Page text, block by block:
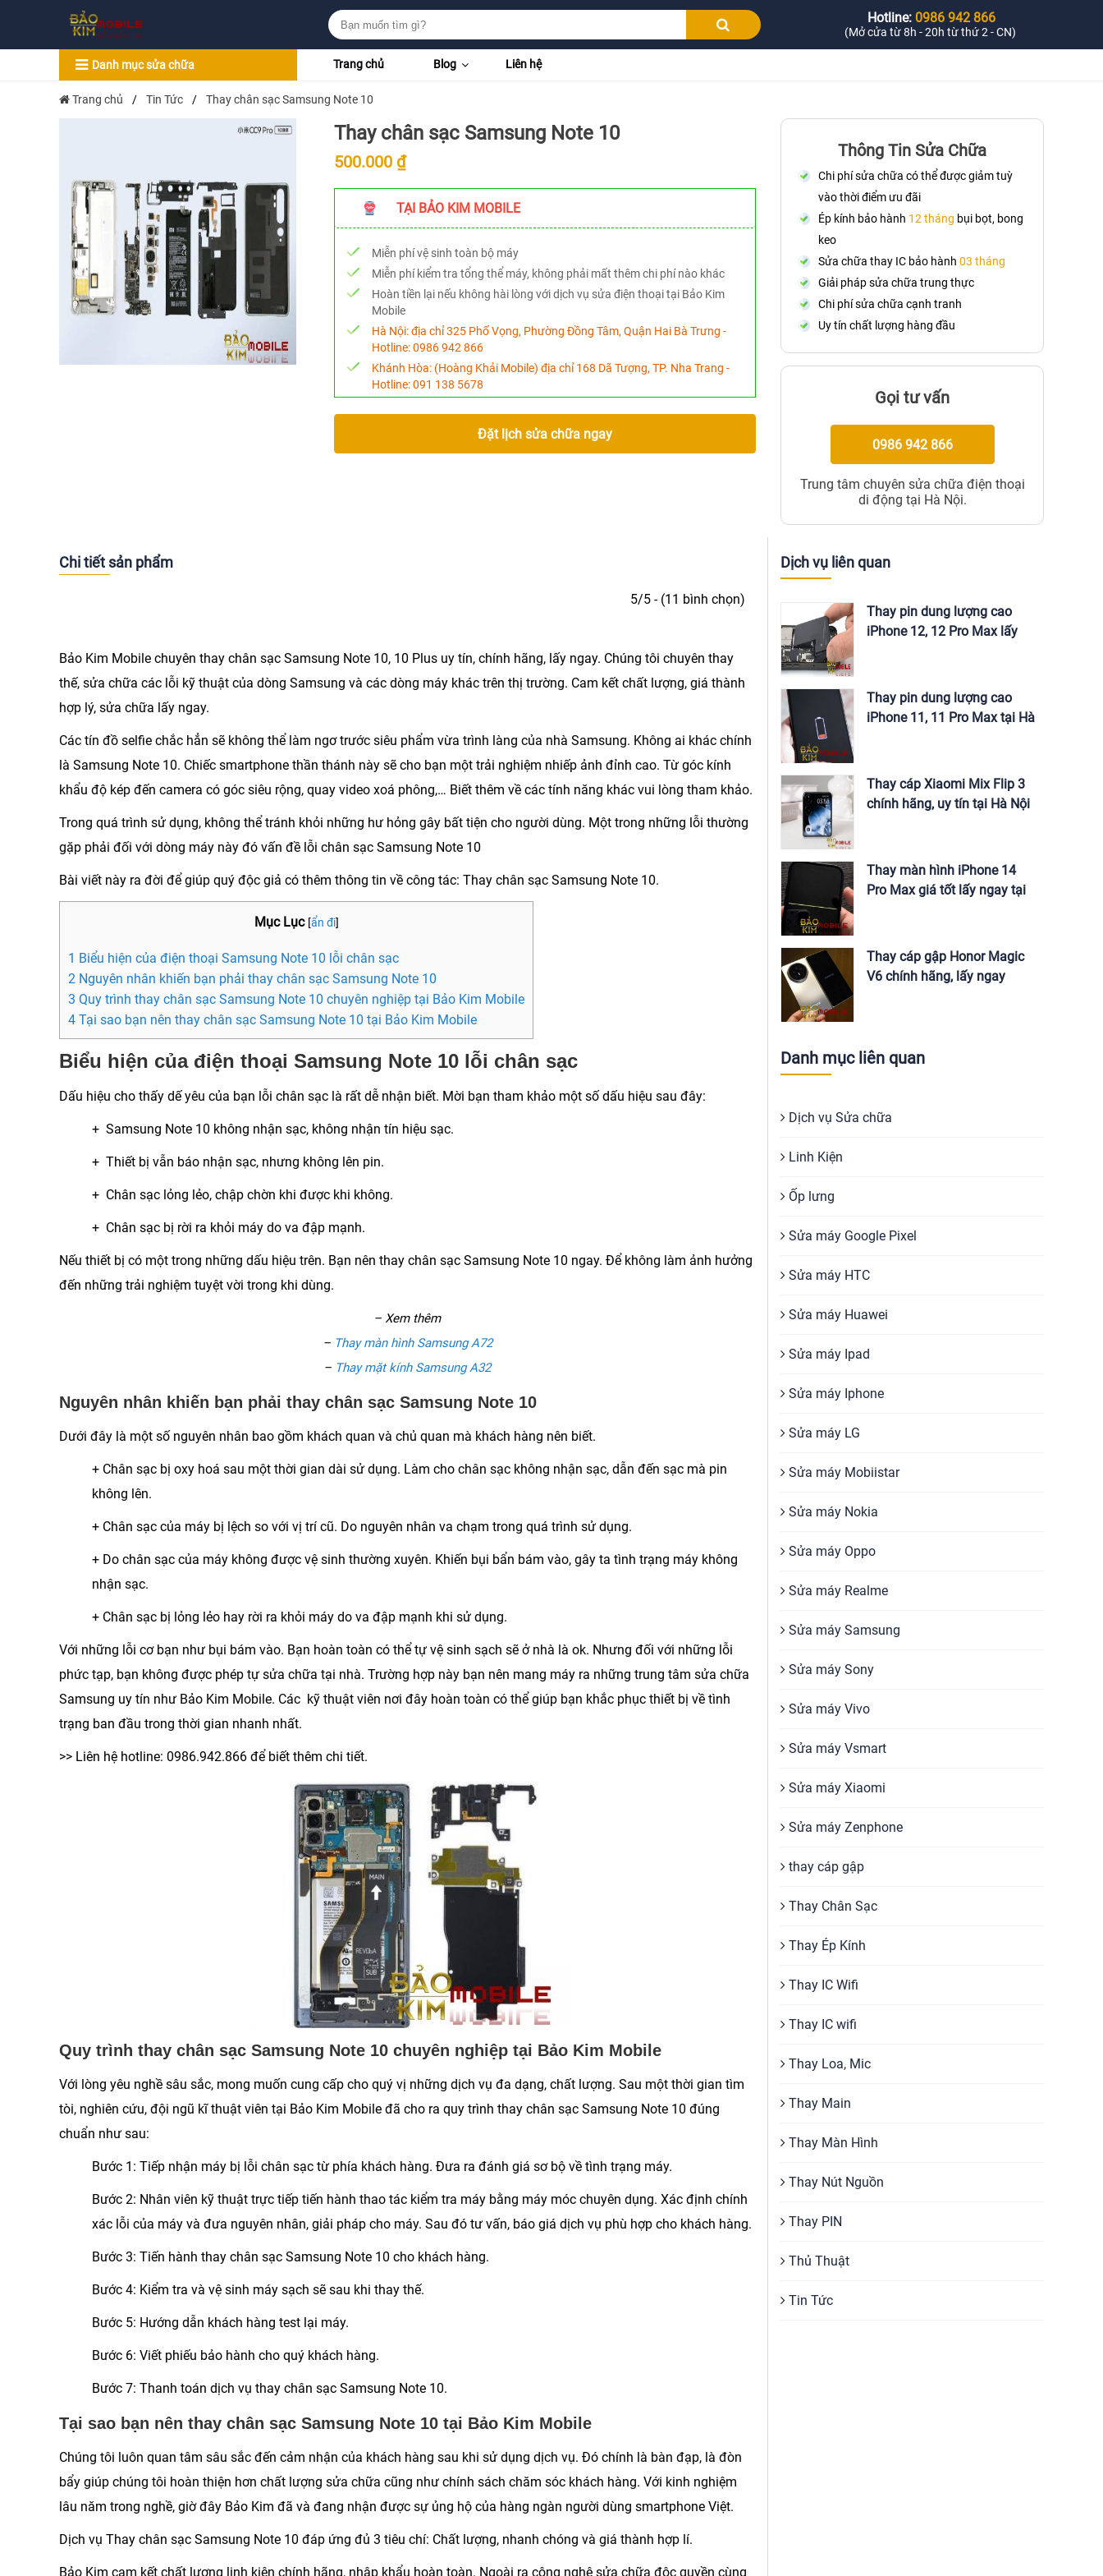
Hotline: 0986 942 866
(Mở cửa từ 8h - 20h từ thứ 2 - CN)
Danh mục sửa chữa Trang chủ Blog Liên hệ
Trang chủ / Tin Tức / Thay chân sạc Samsung Note 10
Thay chân sạc Samsung Note 10
500.000 ₫
TẠI BẢO KIM MOBILE
Miễn phí vệ sinh toàn bộ máy
Miễn phí kiểm tra tổng thể máy, không phải mất thêm chi phí nào khác
Hoàn tiền lại nếu không hài lòng với dịch vụ sửa điện thoại tại Bảo Kim
Mobile
Hà Nội:địa chỉ 325 Phố Vọng, Phường Đồng Tâm, Quận Hai Bà Trưng -
Hotline:0986 942 866
Khánh Hòa:(Hoàng Khải Mobile) địa chỉ 168 Dã Tượng, TP. Nha Trang -
Hotline:091 138 5678
Đặt lịch sửa chữa ngay
Thông Tin Sửa Chữa
Chi phí sửa chữa có thể được giảm tuỳ
vào thời điểm ưu đãi
Ép kính bảo hành 12 tháng bụi bọt, bong
keo
Sửa chữa thay IC bảo hành 03 tháng
Giải pháp sửa chữa trung thực
Chi phí sửa chữa cạnh tranh
Uy tín chất lượng hàng đầu
Gọi tư vấn
0986 942 866
Trung tâm chuyên sửa chữa điện thoại
di động tại Hà Nội.
Chi tiết sản phẩm
5/5 - (11 bình chọn)
Bảo Kim Mobile chuyên thay chân sạc Samsung Note 10, 10 Plus uy tín, chính hãng, lấy ngay. Chúng tôi chuyên thay
thế, sửa chữa các lỗi kỹ thuật của dòng Samsung và các dòng máy khác trên thị trường. Cam kết chất lượng, giá thành
hợp lý, sửa chữa lấy ngay.
Các tín đồ selfie chắc hẳn sẽ không thể làm ngơ trước siêu phẩm vừa trình làng của nhà Samsung. Không ai khác chính
là Samsung Note 10. Chiếc smartphone thần thánh này sẽ cho bạn một trải nghiệm nhiếp ảnh đỉnh cao. Từ góc kính
khẩu độ kép đến camera có góc siêu rộng, quay video xoá phông,… Biết thêm về các tính năng khác vui lòng tham khảo.
Trong quá trình sử dụng, không thể tránh khỏi những hư hỏng gây bất tiện cho người dùng. Một trong những lỗi thường
gặp phải đối với dòng máy này đó vấn đề lỗi chân sạc Samsung Note 10
Bài viết này ra đời để giúp quý độc giả có thêm thông tin về công tác: Thay chân sạc Samsung Note 10.
Mục Lục [ẩn đi]
1 Biểu hiện của điện thoại Samsung Note 10 lỗi chân sạc
2 Nguyên nhân khiến bạn phải thay chân sạc Samsung Note 10
3 Quy trình thay chân sạc Samsung Note 10 chuyên nghiệp tại Bảo Kim Mobile
4 Tại sao bạn nên thay chân sạc Samsung Note 10 tại Bảo Kim Mobile
Biểu hiện của điện thoại Samsung Note 10 lỗi chân sạc
Dấu hiệu cho thấy dế yêu của bạn lỗi chân sạc là rất dễ nhận biết. Mời bạn tham khảo một số dấu hiệu sau đây:
+ Samsung Note 10 không nhận sạc, không nhận tín hiệu sạc.
+ Thiết bị vẫn báo nhận sạc, nhưng không lên pin.
+ Chân sạc lỏng lẻo, chập chờn khi được khi không.
+ Chân sạc bị rời ra khỏi máy do va đập mạnh.
Nếu thiết bị có một trong những dấu hiệu trên. Bạn nên thay chân sạc Samsung Note 10 ngay. Để không làm ảnh hưởng
đến những trải nghiệm tuyệt vời trong khi dùng.
– Xem thêm
– Thay màn hình Samsung A72
– Thay mặt kính Samsung A32
Nguyên nhân khiến bạn phải thay chân sạc Samsung Note 10
Dưới đây là một số nguyên nhân bao gồm khách quan và chủ quan mà khách hàng nên biết.
+ Chân sạc bị oxy hoá sau một thời gian dài sử dụng. Làm cho chân sạc không nhận sạc, dẫn đến sạc mà pin
không lên.
+ Chân sạc của máy bị lệch so với vị trí cũ. Do nguyên nhân va chạm trong quá trình sử dụng.
+ Do chân sạc của máy không được vệ sinh thường xuyên. Khiến bụi bẩn bám vào, gây ta tình trạng máy không
nhận sạc.
+ Chân sạc bị lỏng lẻo hay rời ra khỏi máy do va đập mạnh khi sử dụng.
Với những lỗi cơ bạn như bụi bám vào. Bạn hoàn toàn có thể tự vệ sinh sạch sẽ ở nhà là ok. Nhưng đối với những lỗi
phức tạp, bạn không được phép tự sửa chữa tại nhà. Trường hợp này bạn nên mang máy ra những trung tâm sửa chữa
Samsung uy tín như Bảo Kim Mobile. Các kỹ thuật viên nơi đây hoàn toàn có thể giúp bạn khắc phục thiết bị về tình
trạng ban đầu trong thời gian nhanh nhất.
>> Liên hệ hotline: 0986.942.866 để biết thêm chi tiết.
Quy trình thay chân sạc Samsung Note 10 chuyên nghiệp tại Bảo Kim Mobile
Với lòng yêu nghề sâu sắc, mong muốn cung cấp cho quý vị những dịch vụ đa dạng, chất lượng. Sau một thời gian tìm
tòi, nghiên cứu, đội ngũ kĩ thuật viên tại Bảo Kim Mobile đã cho ra quy trình thay chân sạc Samsung Note 10 đúng
chuẩn như sau:
Bước 1 : Tiếp nhận máy bị lỗi chân sạc từ phía khách hàng. Đưa ra đánh giá sơ bộ về tình trạng máy.
Bước 2: Nhân viên kỹ thuật trực tiếp tiến hành thao tác kiểm tra máy bằng máy móc chuyên dụng. Xác định chính
xác lỗi của máy và đưa nguyên nhân, giải pháp cho máy. Sau đó tư vấn, báo giá dịch vụ phù hợp cho khách hàng.
Bước 3: Tiến hành thay chân sạc Samsung Note 10 cho khách hàng.
Bước 4: Kiểm tra và vệ sinh máy sạch sẽ sau khi thay thế.
Bước 5: Hướng dẫn khách hàng test lại máy.
Bước 6: Viết phiếu bảo hành cho quý khách hàng.
Bước 7: Thanh toán dịch vụ thay chân sạc Samsung Note 10.
Tại sao bạn nên thay chân sạc Samsung Note 10 tại Bảo Kim Mobile
Chúng tôi luôn quan tâm sâu sắc đến cảm nhận của khách hàng sau khi sử dụng dịch vụ. Đó chính là bàn đạp, là đòn
bẩy giúp chúng tôi hoàn thiện hơn chất lượng sửa chữa cũng như chính sách chăm sóc khách hàng. Với kinh nghiệm
lâu năm trong nghề, giờ đây Bảo Kim đã và đang nhận được sự ủng hộ của hàng ngàn người dùng smartphone Việt.
Dịch vụ Thay chân sạc Samsung Note 10 đáp ứng đủ 3 tiêu chí: Chất lượng, nhanh chóng và giá thành hợp lí.
Bảo Kim cam kết chất lượng linh kiện chính hãng, nhập khẩu hoàn toàn. Ngoài ra công nghệ sửa chữa độc quyền cùng
Dịch vụ liên quan
Thay pin dung lượng cao
iPhone 12, 12 Pro Max lấy
Thay pin dung lượng cao
iPhone 11, 11 Pro Max tại Hà
Thay cáp Xiaomi Mix Flip 3
chính hãng, uy tín tại Hà Nội
Thay màn hình iPhone 14
Pro Max giá tốt lấy ngay tại
Thay cáp gập Honor Magic
V6 chính hãng, lấy ngay
Danh mục liên quan
Dịch vụ Sửa chữa
Linh Kiện
Ốp lưng
Sửa máy Google Pixel
Sửa máy HTC
Sửa máy Huawei
Sửa máy Ipad
Sửa máy Iphone
Sửa máy LG
Sửa máy Mobiistar
Sửa máy Nokia
Sửa máy Oppo
Sửa máy Realme
Sửa máy Samsung
Sửa máy Sony
Sửa máy Vivo
Sửa máy Vsmart
Sửa máy Xiaomi
Sửa máy Zenphone
thay cáp gập
Thay Chân Sạc
Thay Ép Kính
Thay IC Wifi
Thay IC wifi
Thay Loa, Mic
Thay Main
Thay Màn Hình
Thay Nút Nguồn
Thay PIN
Thủ Thuật
Tin Tức